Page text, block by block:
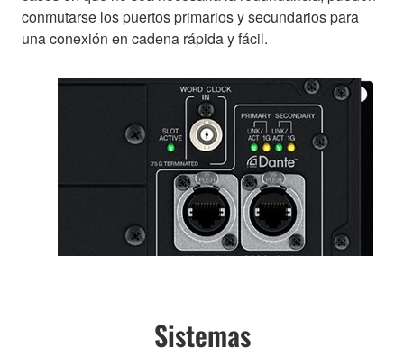
conmutarse los puertos primarios y secundarios para
una conexión en cadena rápida y fácil.
Sistemas